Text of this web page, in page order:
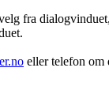
fra
eller telefon om